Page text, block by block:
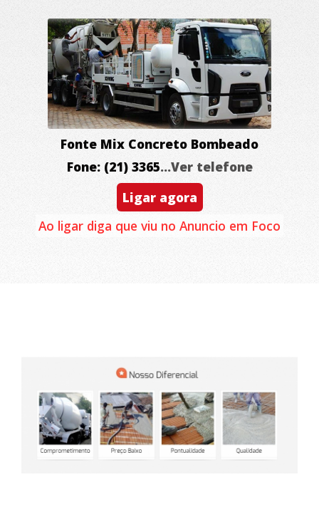
Fonte Mix Concreto Bombeado
Fone: (21) 3365...Ver telefone
Ligar agora
Ao ligar diga que viu no Anuncio em Foco